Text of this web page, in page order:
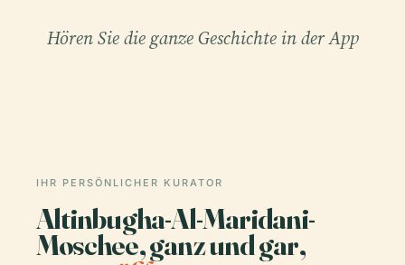
Hören Sie die ganze Geschichte in der App
IHR PERSÖNLICHER KURATOR
Altinbugha-Al-Maridani-
Moschee, ganz und gar,